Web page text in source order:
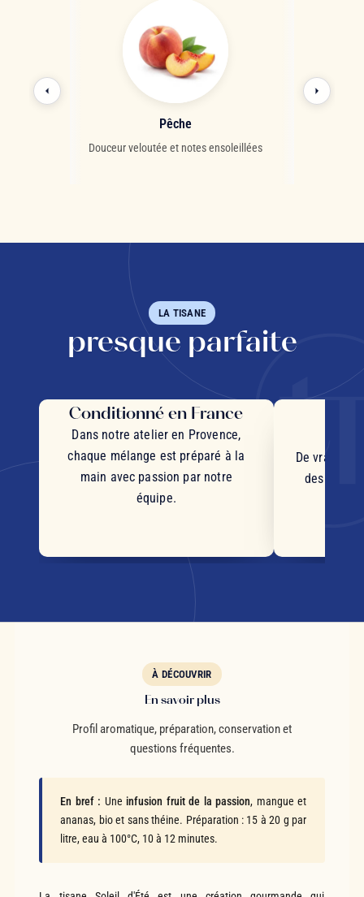
Pêche
Douceur veloutée et notes ensoleillées
LA TISANE
presque parfaite
Conditionné en France
Dans notre atelier en Provence,
chaque mélange est préparé à la
main avec passion par notre
équipe.
De vrais
des
À DÉCOUVRIR
En savoir plus
Profil aromatique, préparation, conservation et
questions fréquentes.
En bref : Uneinfusion fruit de la passion, mangue et
ananas, bio et sans théine. Préparation : 15 à 20 g par
litre, eau à 100°C, 10 à 12 minutes.